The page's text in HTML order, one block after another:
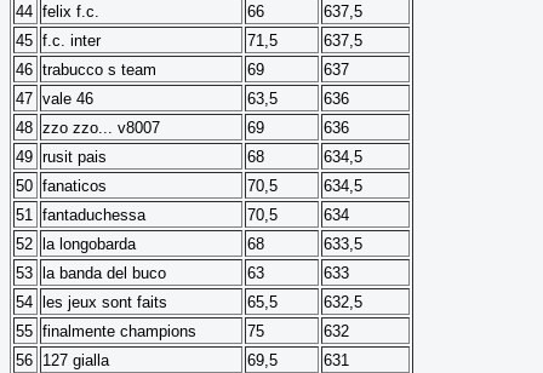
44 felix f.c. 66
637,5
45 f.c. inter 71,5
637,5
46 trabucco s team 69
637
47 vale 46 63,5
636
48 zzo zzo... v8007 69
636
49 rusit pais 68
634,5
50 fanaticos 70,5
634,5
51
fantaduchessa 70,5
634
52
la longobarda 68
633,5
53
la banda del buco 63
633
54
les jeux sont faits 65,5
632,5
55 finalmente champions 75
632
56 127 gialla 69,5
631